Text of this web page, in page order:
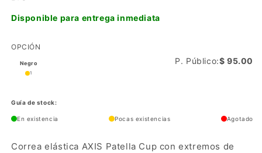
Disponible para entrega inmediata
OPCIÓN
Negro
1
P. Público:$ 95.00
Guía de stock:
En existencia Pocas existencias Agotado
Correa elástica AXIS Patella Cup con extremos de